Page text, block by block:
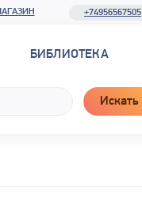
+74956567505
БИБЛИОТЕКА
Искать